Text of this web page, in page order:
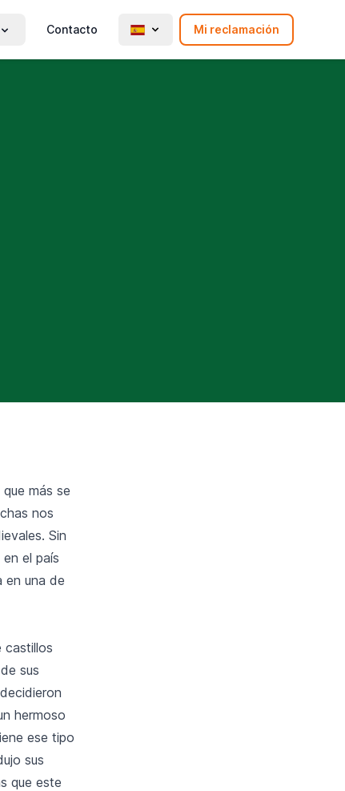
Contacto Mi reclamación
más se
nos
Sin
el país
en una de
castillos
sus
hermoso
ese tipo
sus
que este